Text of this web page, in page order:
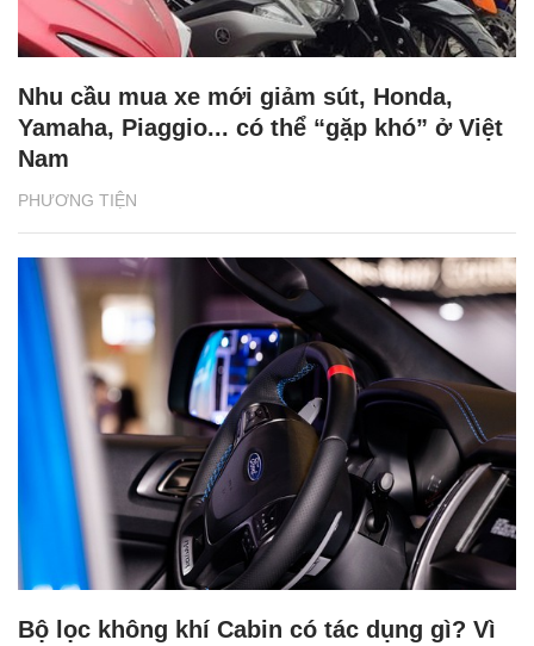
PHƯƠNG TIỆN
Nhu cầu mua xe mới giảm sút, Honda,
Yamaha, Piaggio... có thể “gặp khó” ở Việt
Nam
Bộ lọc không khí Cabin có tác dụng gì? Vì